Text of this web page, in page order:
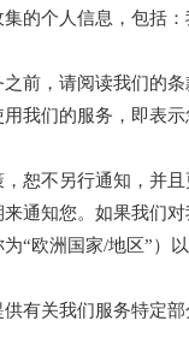
的个人信息，包括
前，请阅读我们的
我们的服务，即表
恕不另行通知，并
通知您。如果我们
“欧洲国家/地区”）
有关我们服务特定